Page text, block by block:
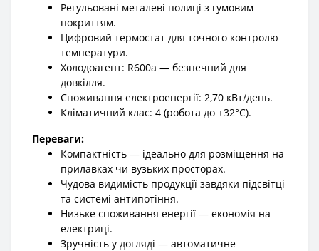
Регульовані металеві полиці з гумовим
покриттям.
Цифровий термостат для точного контролю
температури.
Холодоагент: R600a — безпечний для
довкілля.
Споживання електроенергії: 2,70 кВт/день.
Кліматичний клас: 4 (робота до +32°C).
Переваги:
Компактність — ідеально для розміщення на
прилавках чи вузьких просторах.
Чудова видимість продукції завдяки підсвітці
та системі антипотіння.
Низьке споживання енергії — економія на
електриці.
Зручність у догляді — автоматичне